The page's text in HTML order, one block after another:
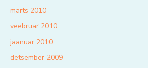
märts 2010
veebruar 2010
jaanuar 2010
detsember 2009